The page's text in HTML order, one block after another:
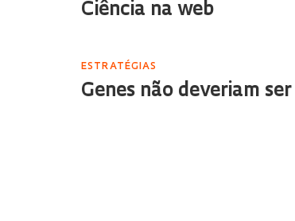
Ciência na web
ESTRATÉGIAS
Genes não deveriam